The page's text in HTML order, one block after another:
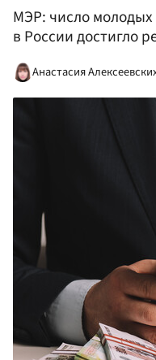
МЭР: число
в России достигло
Анастасия